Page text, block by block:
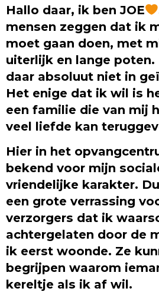
Hallo daar, ik ben JOE
mensen zeggen dat ik
moet gaan doen, met
uiterlijk en lange poten.
daar absoluut niet in
Het enige dat ik wil is
een familie die van mij
veel liefde kan
Hier in het
bekend voor mijn
vriendelijke karakter.
een grote verrassing
verzorgers dat ik
achtergelaten door de
ik eerst woonde. Ze
begrijpen waarom
kereltje als ik af wil.